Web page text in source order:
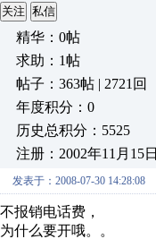
关注 私信
精华：0帖
求助：1帖
帖子：363帖 | 2721回
年度积分：0
历史总积分：5525
注册：2002年11月15日
发表于：2008-07-30 14:28:08
不报销电话费，
为什么要开哦。。